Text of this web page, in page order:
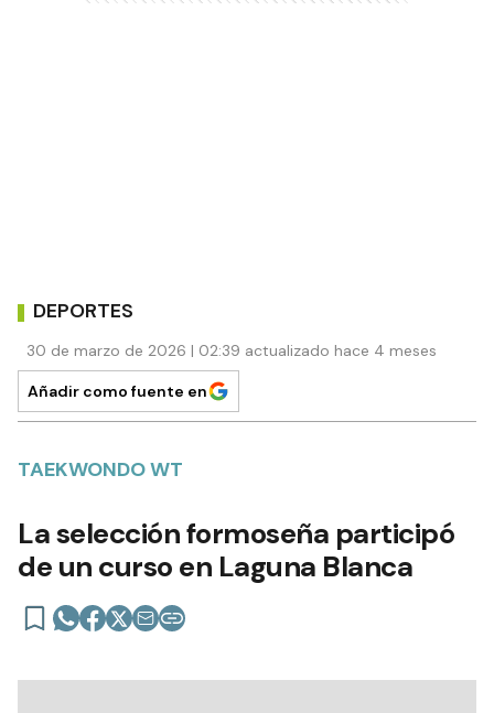
DEPORTES
30 de marzo de 2026 | 02:39 actualizado hace 4 meses
Añadir como fuente en
TAEKWONDO WT
La selección formoseña participó
de un curso en Laguna Blanca